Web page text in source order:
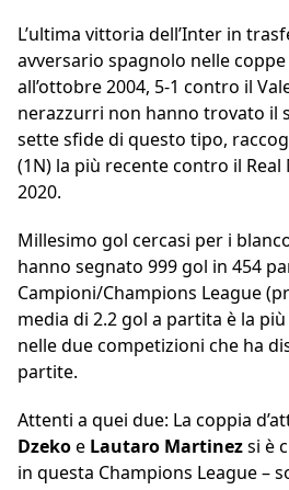
L’ultima vittoria dell’Inter in
avversario spagnolo nelle
all’ottobre 2004, 5-1 contro il
nerazzurri non hanno trovato il
sette sfide di questo tipo,
(1N) la più recente contro il
2020.
Millesimo gol cercasi per i
hanno segnato 999 gol in 454
Campioni/Champions League
media di 2.2 gol a partita è la
nelle due competizioni che ha
partite.
Attenti a quei due: La coppia
Dzekoe Lautaro Martinezsi è
in questa Champions League –